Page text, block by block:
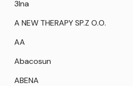
3Ina
A NEW THERAPY SP.Z O.O.
AA
Abacosun
ABENA